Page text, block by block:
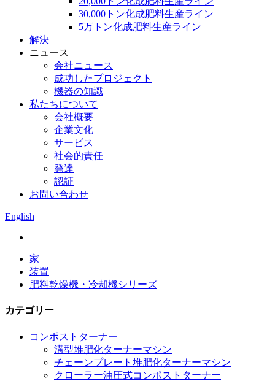
30,000トン化成肥料生産ライン
5万トン化成肥料生産ライン
解決
ニュース
会社ニュース
成功したプロジェクト
機器の知識
私たちについて
会社概要
企業文化
サービス
社会的責任
発達
認証
お問い合わせ
English
家
装置
肥料乾燥機・冷却機シリーズ
カテゴリー
コンポストターナー
溝型堆肥化ターナーマシン
チェーンプレート堆肥化ターナーマシン
クローラー油圧式コンポストターナー